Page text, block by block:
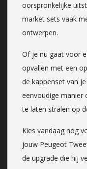
oorspronkelijke
market sets vaak
ontwerpen.
Of je nu gaat voor
opvallen met een
de kappenset van
eenvoudige manier
te laten stralen op
Kies vandaag nog
jouw Peugeot
de upgrade die hij